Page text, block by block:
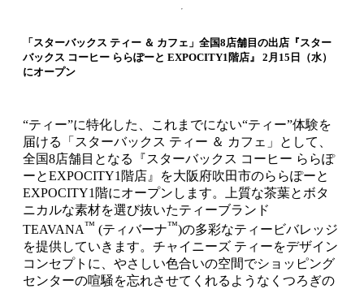
「スターバックス ティー ＆ カフェ」全国8店舗目の出店『スター
バックス コーヒー ららぽーと EXPOCITY1階店』 2月15日（水）
にオープン
“ティー”に特化した、これまでにない“ティー”体験を
届ける「スターバックス ティー ＆ カフェ」として、
全国8店舗目となる『スターバックス コーヒー ららぽ
ーとEXPOCITY1階店』を大阪府吹田市のららぽーと
EXPOCITY1階にオープンします。上質な茶葉とボタ
ニカルな素材を選び抜いたティーブランド
TEAVANA™ (ティバーナ™)の多彩なティービバレッジ
を提供していきます。チャイニーズ ティーをデザイン
コンセプトに、やさしい色合いの空間でショッピング
センターの喧騒を忘れさせてくれるようなくつろぎの